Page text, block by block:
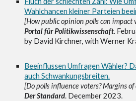
Wahlchancen kleiner Parteien
[How public opinion polls can impact
Portal für Politikwissenschaft.
by David Kirchner, with Werner
Beeinflussen Umfragen Wähler?
auch Schwankungsbreiten.
[Do polls influence voters? Margins
Der Standard. December 2023.